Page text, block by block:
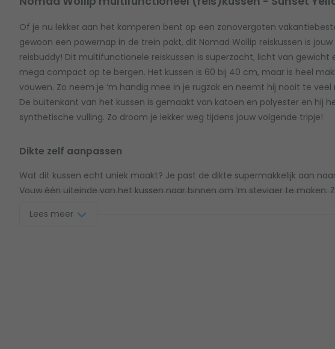
Of je nu lekker aan het kamperen bent op een zonovergoten
gewoon een powernap in de trein pakt, dit Nomad Wollip reiskussen is
reisbuddy! Dit multifunctionele reiskussen is superzacht, licht van gewicht
mega compact op te bergen. Het kussen is 60 bij 40 cm, maar is heel
vouwen. Zo neem je ‘m handig mee in je rugzak en neemt hij nooit te veel
De buitenkant van het kussen is gemaakt van katoen en polyester en hij
synthetische vulling. Zo droom je lekker weg tijdens jouw volgende tripje!
Dikte zelf aanpassen
Wat dit kussen echt uniek maakt? Je past de dikte supermakkelijk aan
Vouw één uiteinde van het kussen naar binnen om ‘m steviger te maken.
spullen opbergen. Een echt multifunctioneel reiskussen dus!
Lees meer